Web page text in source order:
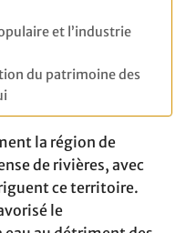
et l’industrie
du patrimoine des
la région de
de rivières, avec
ce territoire.
le